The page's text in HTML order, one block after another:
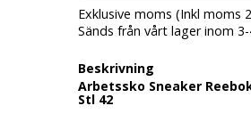
Exklusive moms (Inkl moms
Sänds från vårt lager inom
Beskrivning
Arbetssko Sneaker
Stl 42